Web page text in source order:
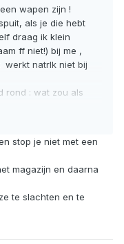
wapen zijn !
als je die hebt
draag ik klein
ff niet!) bij me ,
werkt natrlk niet bij
rond : wat zou als
!
ik tenminste dan
stop je niet met een
magazijn en daarna
te slachten en te